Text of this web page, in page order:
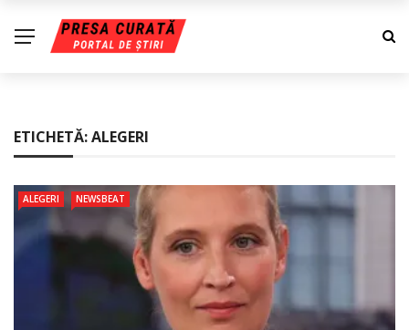
ETICHETĂ:ALEGERI
ALEGERI NEWSBEAT